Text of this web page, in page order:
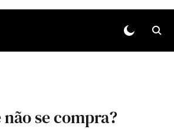
se compra?